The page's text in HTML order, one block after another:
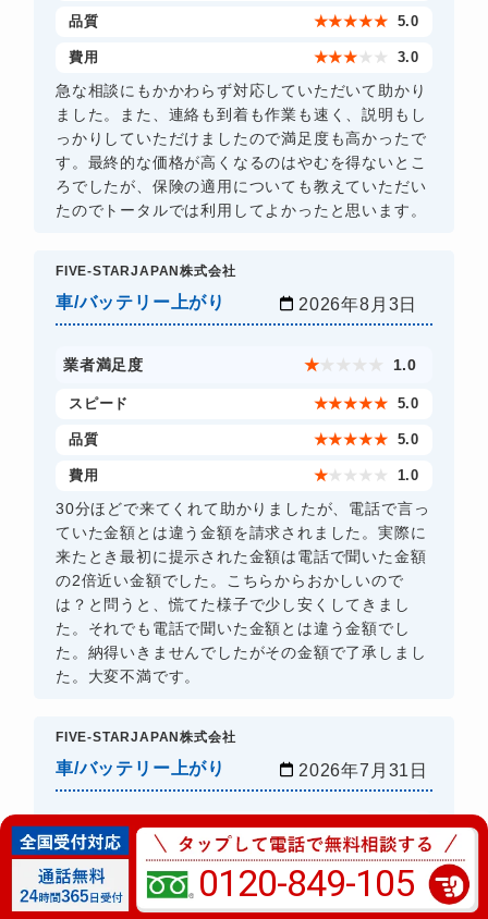
品質 ★★★★★ 5.0
費用 ★★★ ★ ★ 3.0
急な相談にもかかわらず対応していただいて助かり
ました。また、連絡も到着も作業も速く、説明もし
っかりしていただけましたので満足度も高かったで
す。最終的な価格が高くなるのはやむを得ないとこ
ろでしたが、保険の適用についても教えていただい
たのでトータルでは利用してよかったと思います。
FIVE-STARJAPAN株式会社
車/バッテリー上がり 2026年8月3日
業者満足度 ★★ ★ ★ ★ 1.0
スピード ★★★★★ 5.0
品質 ★★★★★ 5.0
費用 ★★ ★ ★ ★ 1.0
30分ほどで来てくれて助かりましたが、電話で言っ
ていた金額とは違う金額を請求されました。実際に
来たとき最初に提示された金額は電話で聞いた金額
の2倍近い金額でした。こちらからおかしいので
は？と問うと、慌てた様子で少し安くしてきまし
た。それでも電話で聞いた金額とは違う金額でし
た。納得いきませんでしたがその金額で了承しまし
た。大変不満です。
FIVE-STARJAPAN株式会社
車/バッテリー上がり 2026年7月31日
業者満足度 ★★★★★ 5.0
スピード ★ ★ ★ ★ 5.0
品質 0120-849-105